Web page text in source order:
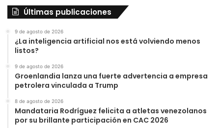
Últimas publicaciones
9 de agosto de 2026
¿La inteligencia artificial nos está volviendo menos
listos?
9 de agosto de 2026
Groenlandia lanza una fuerte advertencia a empresa
petrolera vinculada a Trump
8 de agosto de 2026
Mandataria Rodríguez felicita a atletas venezolanos
por su brillante participación en CAC 2026